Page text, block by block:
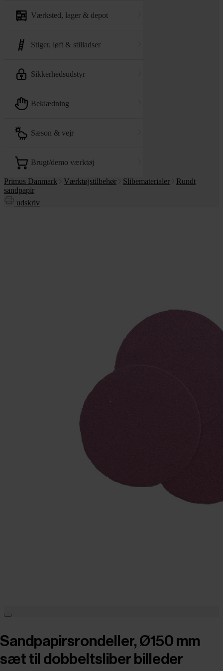
værksted, lager & depot
stiger, løft & stilladser
sikkerhedsudstyr
beklædning
sæson & vejr
brugt/demo værktøj
Primus Danmark Værktøjstilbehør Slibematerialer
Rundt
sandpapir
udskriv
Sandpapirsrondeller, Ø150 mm
sæt til dobbeltsliber billeder